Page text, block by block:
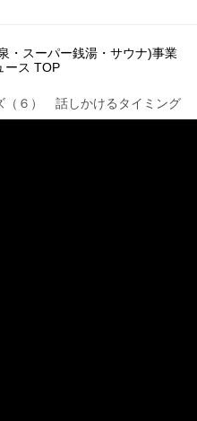
・スーパー銭湯・サウナ)事業
ース TOP
（６） 話しかけるタイミング